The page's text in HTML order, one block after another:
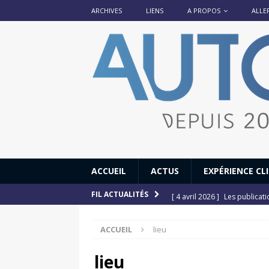
ARCHIVES LIENS A PROPOS
ACCUEIL ACTUS EXPÉRIENCE
FIL ACTUALITÉS [ 4 avril 2026 ] Les
ACCUEIL lieu
lieu